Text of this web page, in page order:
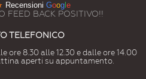
Recensioni Googl e
FEED BACK POSITIVO!!
TELEFONICO
ore 8.30 alle 12.30 e dalle ore 14.00
aperti su appuntamento.